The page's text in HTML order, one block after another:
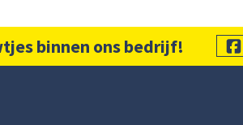
binnen ons bedrijf!